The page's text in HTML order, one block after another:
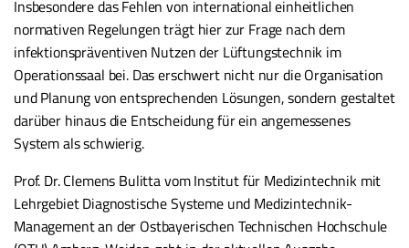
Insbesondere das Fehlen von international einheitlichen
normativen Regelungen trägt hier zur Frage nach dem
infektionspräventiven Nutzen der Lüftungstechnik im
Operationssaal bei. Das erschwert nicht nur die Organisation
und Planung von entsprechenden Lösungen, sondern gestaltet
darüber hinaus die Entscheidung für ein angemessenes
System als schwierig.
Prof. Dr. Clemens Bulitta vom Institut für Medizintechnik mit
Lehrgebiet Diagnostische Systeme und Medizintechnik-
Management an der Ostbayerischen Technischen Hochschule